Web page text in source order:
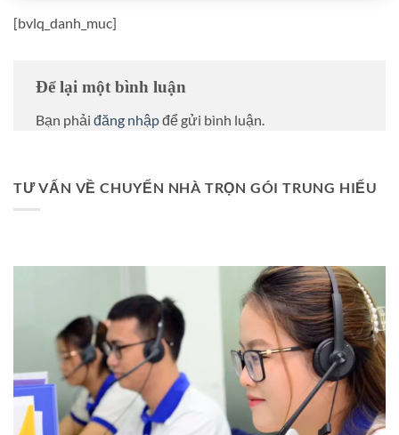
[bvlq_danh_muc]
Để lại một bình luận
Bạn phải đăng nhậpđể gửi bình luận.
TƯ VẤN VỀ CHUYỂN NHÀ TRỌN GÓI TRUNG HIẾU